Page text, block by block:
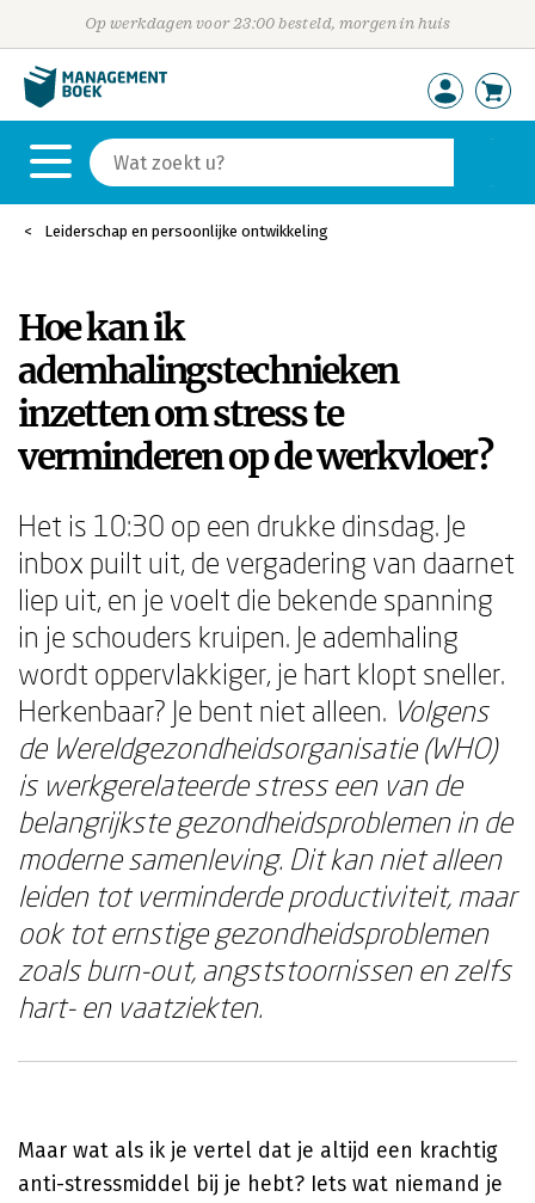
Op werkdagen voor 23:00 besteld, morgen in huis
Leiderschap en persoonlijke ontwikkeling
Hoe kan ik
ademhalingstechnieken
inzetten om stress te
verminderen op de werkvloer?
Het is 10:30 op een drukke dinsdag. Je
inbox puilt uit, de vergadering van daarnet
liep uit, en je voelt die bekende spanning
in je schouders kruipen. Je ademhaling
wordt oppervlakkiger, je hart klopt sneller.
Herkenbaar? Je bent niet alleen. Volgens
de Wereldgezondheidsorganisatie (WHO)
is werkgerelateerde stress een van de
belangrijkste gezondheidsproblemen in de
moderne samenleving. Dit kan niet alleen
leiden tot verminderde productiviteit, maar
ook tot ernstige gezondheidsproblemen
zoals burn-out, angststoornissen en zelfs
hart- en vaatziekten.
Maar wat als ik je vertel dat je altijd een krachtig
anti-stressmiddel bij je hebt? Iets wat niemand je